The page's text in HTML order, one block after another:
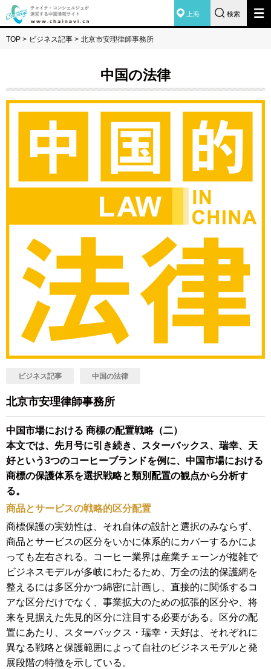
上海 検索
TOP > ビジネス記事 > 北京市安理律師事務所
中国の法律
ビジネス記事 中国の法律
北京市安理律師事務所
中国市場における 商標の配置戦略（二）
本文では、先月号に引き続き、スターバックス、瑞幸、天
好という3つのコーヒーブランドを例に、中国市場における
商標の保護体系を選択戦略と類別配置の観点から分析す
る。
商品とサービスの戦略的区分配置
商標保護の実効性は、それ自体の設計と選択のみならず、
商品とサービスの区分をいかに体系的にカバーするかによ
っても左右される。コーヒー業界は産業チェーンが複雑で
ビジネスモデルが多岐にわたるため、万全の法的保護網を
整えるには多区分かつ綿密に計画し、直接的に関係するコ
アな区分だけでなく、事業拡大のための拡張的区分や、将
来を見据えた先見的区分に注目する必要がある。区分の配
置にあたり、スターバックス・瑞幸・天好は、それぞれに
異なる戦略と保護範囲によって自社のビジネスモデルと発
展段階の特徴を示している。